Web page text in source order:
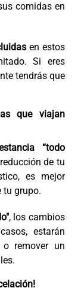
comidas en
en estos
Si eres
tendrás que
que viajan
“todo
de tu
es mejor
tu grupo.
, los cambios
estarán
remover un